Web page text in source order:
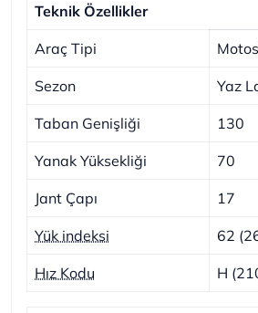
Teknik Özellikler
Araç Tipi
Sezon Yaz
Taban Genişliği 130
Yanak Yüksekliği 70
Jant Çapı 17
Yük indeksi 62
Hız Kodu H